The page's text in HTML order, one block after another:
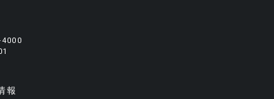
4000
報